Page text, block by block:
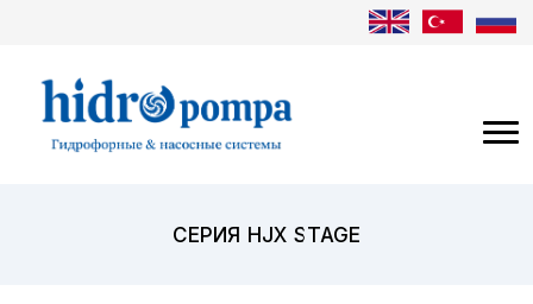
СЕРИЯ HJX STAGE